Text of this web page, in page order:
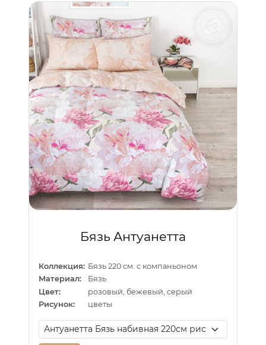
Бязь Антуанетта
Коллекция: Бязь 220 см. с компаньоном
Материал:
Бязь
Цвет:
розовый, бежевый, серый
Рисунок:
цветы